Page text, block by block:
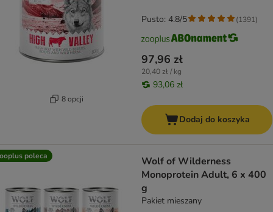
8 opcji
97,96 zł
20,40 zł / kg
93,06 zł
Pusto: 4.8/5 (1391)
Dodaj do koszyka
poleca
Wolf of Wilderness
Monoprotein Adult, 6 x 400
g
Pakiet mieszany